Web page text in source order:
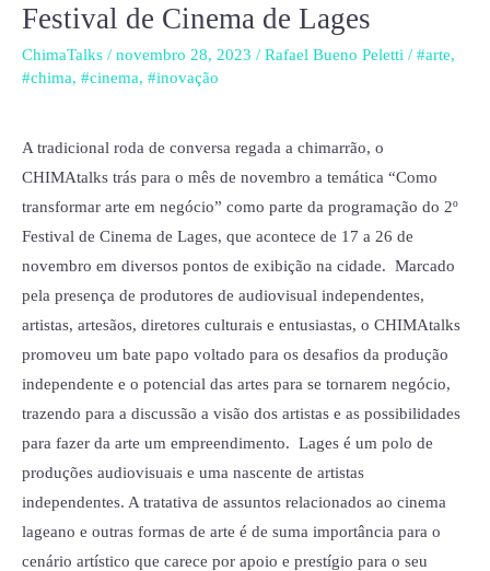
Festival de Cinema de Lages
ChimaTalks / novembro 28, 2023 / Rafael Bueno Peletti / #arte,
#chima, #cinema, #inovação
A tradicional roda de conversa regada a chimarrão, o
CHIMAtalks trás para o mês de novembro a temática “Como
transformar arte em negócio” como parte da programação do 2º
Festival de Cinema de Lages, que acontece de 17 a 26 de
novembro em diversos pontos de exibição na cidade. Marcado
pela presença de produtores de audiovisual independentes,
artistas, artesãos, diretores culturais e entusiastas, o CHIMAtalks
promoveu um bate papo voltado para os desafios da produção
independente e o potencial das artes para se tornarem negócio,
trazendo para a discussão a visão dos artistas e as possibilidades
para fazer da arte um empreendimento. Lages é um polo de
produções audiovisuais e uma nascente de artistas
independentes. A tratativa de assuntos relacionados ao cinema
lageano e outras formas de arte é de suma importância para o
cenário artístico que carece por apoio e prestígio para o seu
negócio
foi
o